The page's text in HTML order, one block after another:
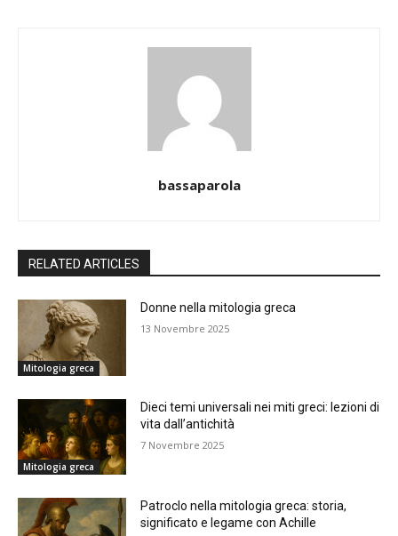
bassaparola
RELATED ARTICLES
Mitologia greca
Donne nella mitologia greca
13 Novembre 2025
Mitologia greca
Dieci temi universali nei miti greci: lezioni di
vita dall’antichità
7 Novembre 2025
Patroclo nella mitologia greca: storia,
significato e legame con Achille